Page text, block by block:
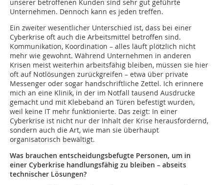
unserer betroffenen Kunden sind sehr gut geführte
Unternehmen. Dennoch kann es jeden treffen.
Ein zweiter wesentlicher Unterschied ist, dass bei einer
Cyberkrise oft auch die Arbeitsmittel betroffen sind.
Kommunikation, Koordination – alles läuft plötzlich nicht
mehr wie gewohnt. Während Unternehmen in anderen
Krisen meist weiterhin arbeitsfähig bleiben, müssen sie hier
oft auf Notlösungen zurückgreifen – etwa über private
Messenger oder sogar handschriftliche Zettel. Ich erinnere
mich an eine Klinik, in der im Notfall tausend Ausdrucke
gemacht und mit Klebeband an Türen befestigt wurden,
weil keine IT mehr funktionierte. Das zeigt: In einer
Cyberkrise ist nicht nur der Inhalt der Krise herausfordernd,
sondern auch die Art, wie man sie überhaupt
organisatorisch bewältigt.
Was brauchen entscheidungsbefugte Personen, um in
einer Cyberkrise handlungsfähig zu bleiben – abseits
technischer Lösungen?